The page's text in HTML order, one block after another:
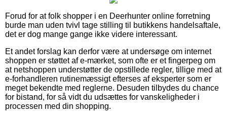
Forud for at folk shopper i en Deerhunter online forretning
burde man uden tvivl tage stilling til butikkens handelsaftale,
det er dog mange gange ikke videre interessant.
Et andet forslag kan derfor være at undersøge om internet
shoppen er støttet af e-mærket, som ofte er et fingerpeg om
at netshoppen understøtter de opstillede regler, tillige med at
e-forhandleren rutinemæssigt efterses af eksperter som er
meget bekendte med reglerne. Desuden tilbydes du chance
for bistand, for så vidt du udsættes for vanskeligheder i
processen med din shopping.